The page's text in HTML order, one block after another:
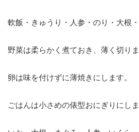
軟飯・きゅうり・人参・のり・大根
野菜は柔らかく煮ておき、薄く切りま
卵は味を付けずに薄焼きにします。
ごはんは小さめの俵型おにぎりにしま